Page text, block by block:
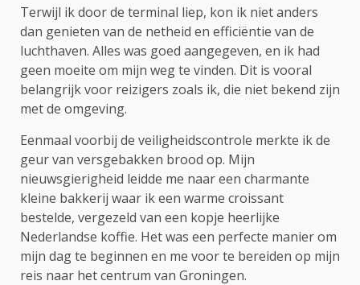
Terwijl ik door de terminal liep, kon ik niet anders
dan genieten van de netheid en efficiëntie van de
luchthaven. Alles was goed aangegeven, en ik had
geen moeite om mijn weg te vinden. Dit is vooral
belangrijk voor reizigers zoals ik, die niet bekend zijn
met de omgeving.
Eenmaal voorbij de veiligheidscontrole merkte ik de
geur van versgebakken brood op. Mijn
nieuwsgierigheid leidde me naar een charmante
kleine bakkerij waar ik een warme croissant
bestelde, vergezeld van een kopje heerlijke
Nederlandse koffie. Het was een perfecte manier om
mijn dag te beginnen en me voor te bereiden op mijn
reis naar het centrum van Groningen.